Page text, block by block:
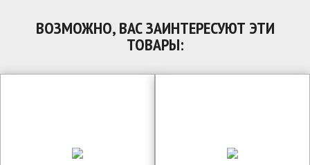
ВОЗМОЖНО, ВАС ЗАИНТЕРЕСУЮТ ЭТИ
ТОВАРЫ: